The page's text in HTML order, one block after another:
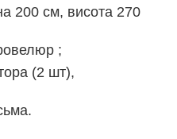
200 см, висота 270
;
(2 шт),